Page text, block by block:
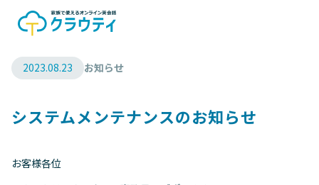
2023.08.23 お知らせ
システムメンテナンスのお知らせ
お客様各位